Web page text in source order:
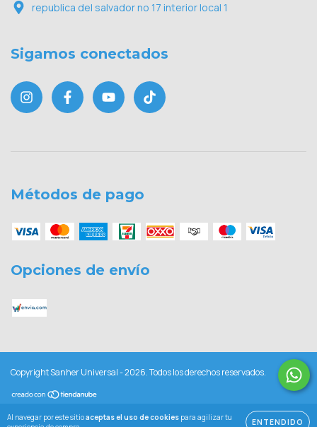
Al navegar por este sitioaceptas el uso de cookies para agilizar tu
ENTENDIDO
republica del salvador no 17 interior local 1
Sigamos conectados
Métodos de pago
Opciones de envío
Copyright Sanher Universal - 2026. Todos los derechos reservados.